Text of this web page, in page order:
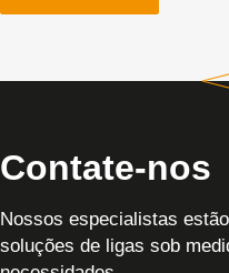
Contate-nos
Nossos especialistas
soluções de ligas sob